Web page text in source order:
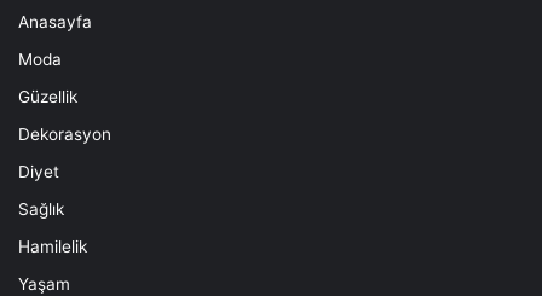
Anasayfa
Moda
Güzellik
Dekorasyon
Diyet
Sağlık
Hamilelik
Yaşam